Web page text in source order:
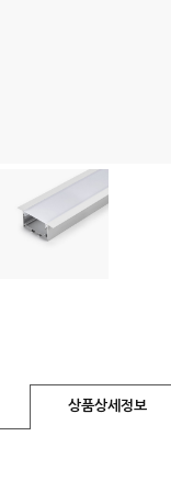
상품상세정보